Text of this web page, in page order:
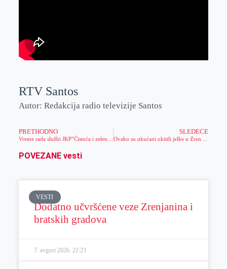
RTV Santos
Autor: Redakcija radio televizije Santos
PRETHODNO SLEDEĆE
POVEZANE vesti
VESTI
Dodatno učvršćene veze Zrenjanina i
bratskih gradova
7. avgust 2026. 22:23